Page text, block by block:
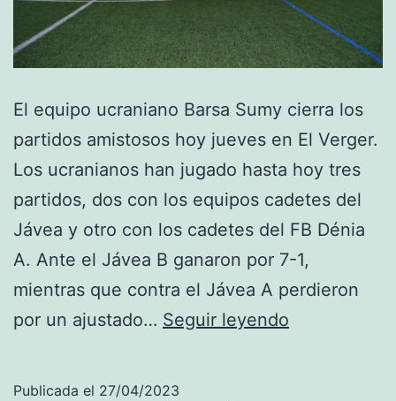
El equipo ucraniano Barsa Sumy cierra los
partidos amistosos hoy jueves en El Verger.
Los ucranianos han jugado hasta hoy tres
partidos, dos con los equipos cadetes del
Jávea y otro con los cadetes del FB Dénia
A. Ante el Jávea B ganaron por 7-1,
mientras que contra el Jávea A perdieron
por un ajustado… Seguir leyendo
Publicada el 27/04/2023